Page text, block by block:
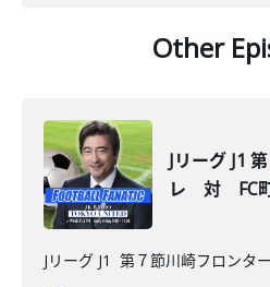
Other
Jリーグ J1
レ 対 FC
Jリーグ J1 第７節川崎フロン